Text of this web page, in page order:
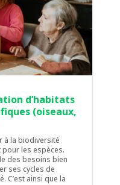
d’habitats
(oiseaux,
à la biodiversité
pour les espèces.
des besoins bien
ses cycles de
C’est ainsi que la